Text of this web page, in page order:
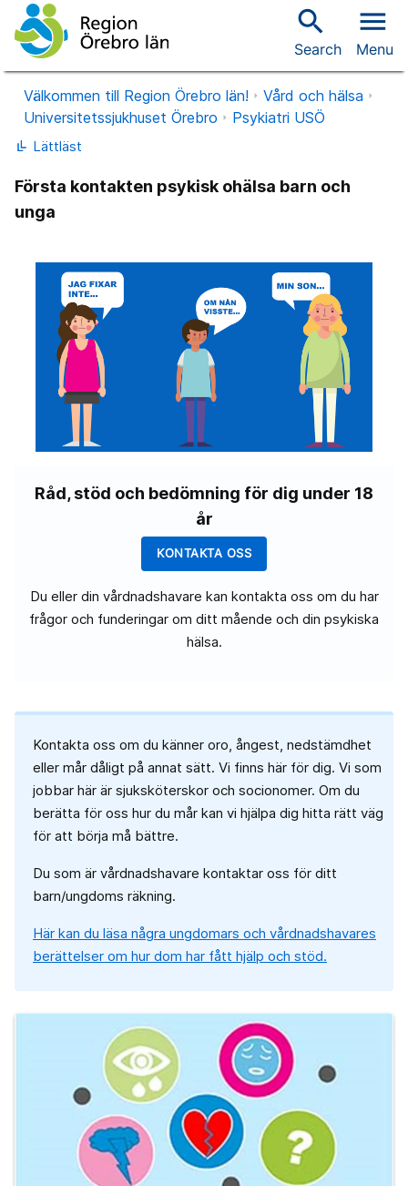
search
Search
menu
Menu
Välkommen till Region Örebro län!
Vård och hälsa
Universitetssjukhuset Örebro
Psykiatri USÖ
Lättläst
Första kontakten psykisk ohälsa barn och
unga
Råd, stöd och bedömning för dig under 18
år
KONTAKTA OSS
Du eller din vårdnadshavare kan kontakta oss om du har
frågor och funderingar om ditt mående och din psykiska
hälsa.
Kontakta oss om du känner oro, ångest, nedstämdhet
eller mår dåligt på annat sätt. Vi finns här för dig. Vi som
jobbar här är sjuksköterskor och socionomer. Om du
berätta för oss hur du mår kan vi hjälpa dig hitta rätt väg
för att börja må bättre.
Du som är vårdnadshavare kontaktar oss för ditt
barn/ungdoms räkning.
Här kan du läsa några ungdomars och vårdnadshavares
berättelser om hur dom har fått hjälp och stöd.